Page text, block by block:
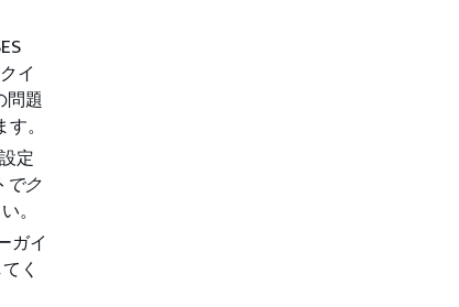
イ
問題
。
定
でク
。
ガイ
く